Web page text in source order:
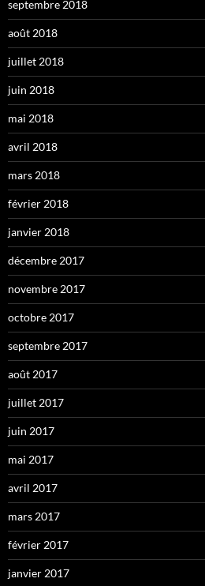
septembre 2018
août 2018
juillet 2018
juin 2018
mai 2018
avril 2018
mars 2018
février 2018
janvier 2018
décembre 2017
novembre 2017
octobre 2017
septembre 2017
août 2017
juillet 2017
juin 2017
mai 2017
avril 2017
mars 2017
février 2017
janvier 2017